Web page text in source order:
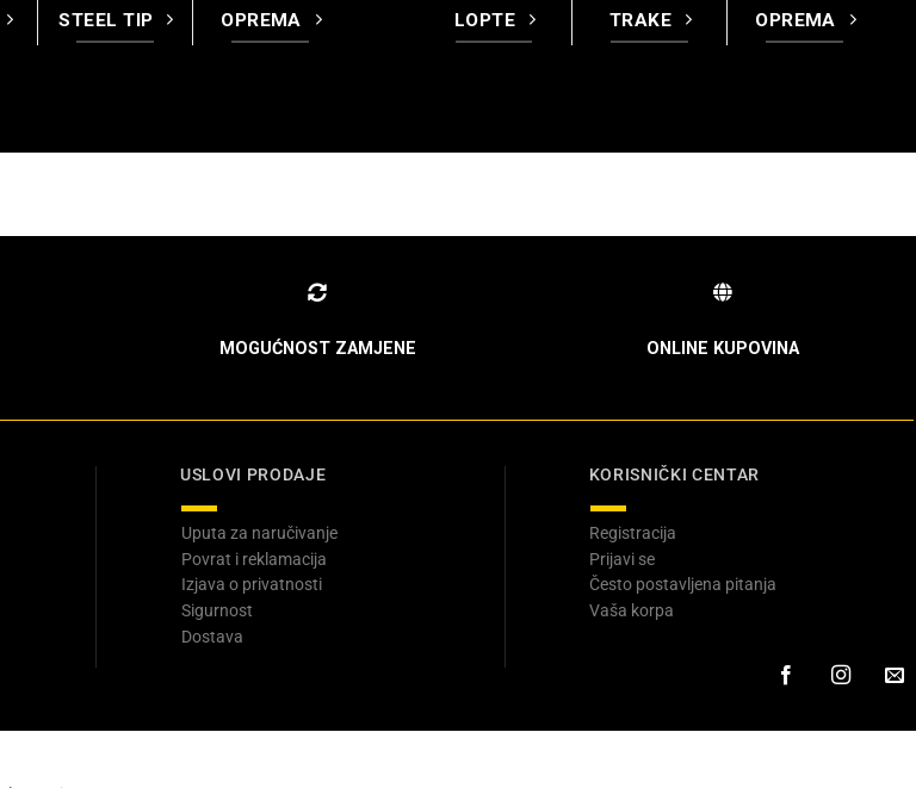
STEEL TIP OPREMA LOPTE TRAKE OPREMA
MOGUĆNOST ZAMJENE ONLINE KUPOVINA
USLOVI PRODAJE
Uputa za naručivanje
Povrat i reklamacija
Izjava o privatnosti
Sigurnost
Dostava
KORISNIČKI CENTAR
Registracija
Prijavi se
Često postavljena pitanja
Vaša korpa